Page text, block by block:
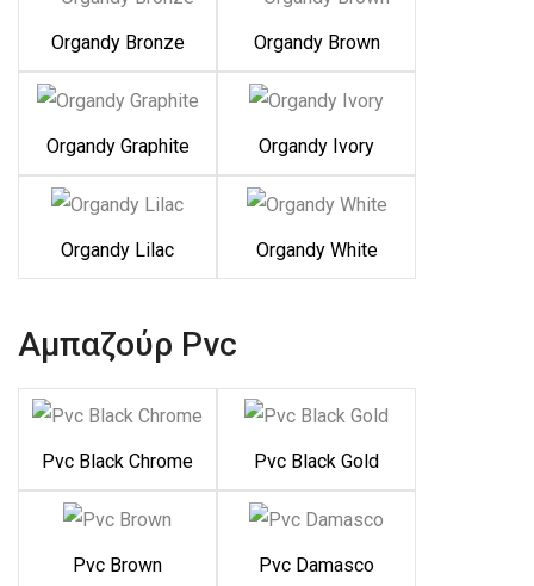
Organdy Bronze Organdy Brown
Organdy Graphite Organdy Ivory
Organdy Lilac Organdy White
Αμπαζούρ Pvc
Pvc Black Chrome Pvc Black Gold
Pvc Brown Pvc Damasco